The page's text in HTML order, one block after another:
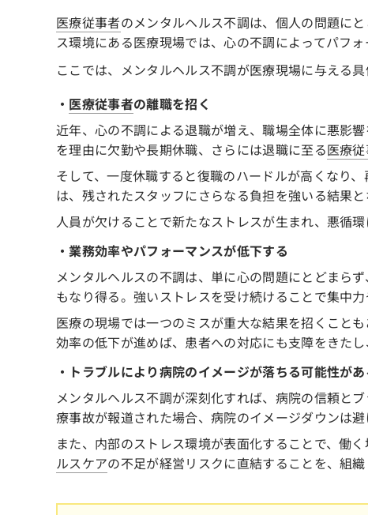
医療従事者のメンタルヘルス不調は、個人の問題に
ス環境にある医療現場では、心の不調によってパフ
ここでは、メンタルヘルス不調が医療現場に与える
・ 医療従事者の離職を招く
近年、心の不調による退職が増え、職場全体に悪影
を理由に欠勤や長期休職、さらには退職に至る医療
そして、一度休職すると復職のハードルが高くなり
は、残されたスタッフにさらなる負担を強いる結果
人員が欠けることで新たなストレスが生まれ、悪循環
・業務効率やパフォーマンスが低下する
メンタルヘルスの不調は、単に心の問題にとどまら
もなり得る。強いストレスを受け続けることで集中
医療の現場では一つのミスが重大な結果を招くこと
効率の低下が進めば、患者への対応にも支障をきた
・トラブルにより病院のイメージが落ちる可能性があ
メンタルヘルス不調が深刻化すれば、病院の信頼と
療事故が報道された場合、病院のイメージダウンは
また、内部のストレス環境が表面化することで、働
ルスケアの不足が経営リスクに直結することを、組